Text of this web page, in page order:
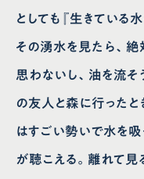
としても『生きている
その湧水を見たら、絶
思わないし、油を流
の友人と森に行ったと
はすごい勢いで水を吸
が聴こえる。離れて見